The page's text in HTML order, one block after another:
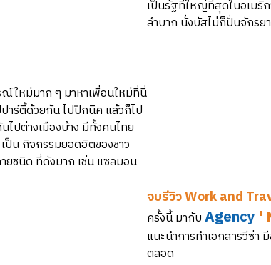
เป็นรัฐที่ใหญ่ที่สุดในอเมริก
ลำบาก นั่งบัสไม่ก็ปั่นจักรย
ใหม่มาก ๆ มาหาเพื่อนใหม่ที่นี่
าร์ตี้ด้วยกัน ไปปิกนิค แล้วก็ไป
ไปต่างเมืองบ้าง มีทั้งคนไทย
ป็น กิจกรรมยอดฮิตของชาว
ชนิด ที่ดังมาก เช่น แซลมอน
จบรีวิว Work and
ครั้งนี้ มากับAgency '
แนะนำการทำเอกสารวีซ่
ตลอด